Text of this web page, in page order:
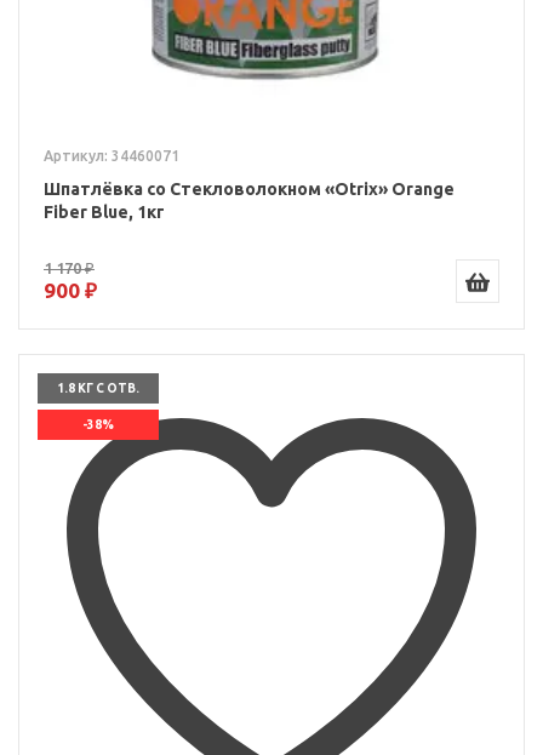
Артикул: 34460071
Шпатлёвка со Стекловолокном «Otrix» Orange
Fiber Blue, 1кг
1 170 ₽
900 ₽
1.8 КГ С ОТВ.
-38%